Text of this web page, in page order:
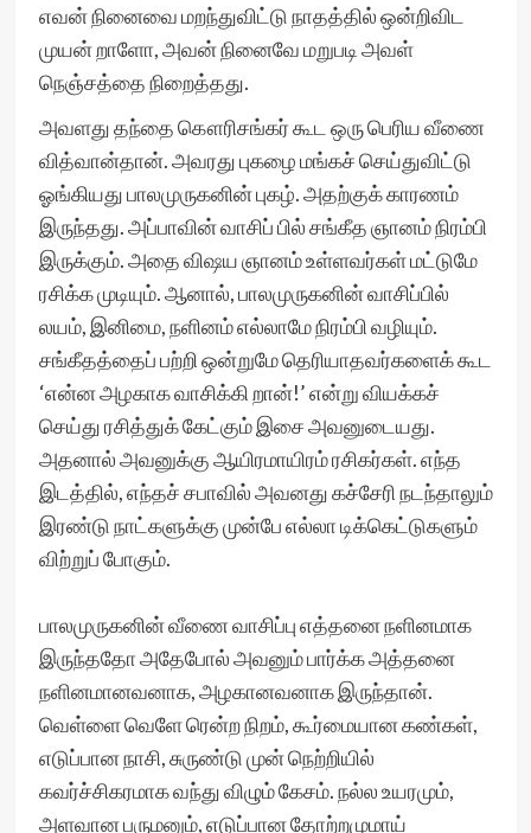
எவன் நினைவை மறந்துவிட்டு நாதத்தில் ஒன்றிவிட
முயன் றாளோ, அவன் நினைவே மறுபடி அவள்
நெஞ்சத்தை நிறைத்தது.
அவளது தந்தை கௌரிசங்கர் கூட ஒரு பெரிய வீணை
வித்வான்தான். அவரது புகழை மங்கச் செய்துவிட்டு
ஓங்கியது பாலமுருகனின் புகழ். அதற்குக் காரணம்
இருந்தது. அப்பாவின் வாசிப் பில் சங்கீத ஞானம் நிரம்பி
இருக்கும். அதை விஷய ஞானம் உள்ளவர்கள் மட்டுமே
ரசிக்க முடியும். ஆனால், பாலமுருகனின் வாசிப்பில்
லயம், இனிமை, நளினம் எல்லாமே நிரம்பி வழியும்.
சங்கீதத்தைப் பற்றி ஒன்றுமே தெரியாதவர்களைக் கூட
‘என்ன அழகாக வாசிக்கி றான்!’ என்று வியக்கச்
செய்து ரசித்துக் கேட்கும் இசை அவனுடையது.
அதனால் அவனுக்கு ஆயிரமாயிரம் ரசிகர்கள். எந்த
இடத்தில், எந்தச் சபாவில் அவனது கச்சேரி நடந்தாலும்
இரண்டு நாட்களுக்கு முன்பே எல்லா டிக்கெட்டுகளும்
விற்றுப் போகும்.
பாலமுருகனின் வீணை வாசிப்பு எத்தனை நளினமாக
இருந்ததோ அதேபோல் அவனும் பார்க்க அத்தனை
நளினமானவனாக, அழகானவனாக இருந்தான்.
வெள்ளை வெளே ரென்ற நிறம், கூர்மையான கண்கள்,
எடுப்பான நாசி, சுருண்டு முன் நெற்றியில்
கவர்ச்சிகரமாக வந்து விழும் கேசம். நல்ல உயரமும்,
அளவான பருமனும், எடுப்பான தோற்றமுமாய்